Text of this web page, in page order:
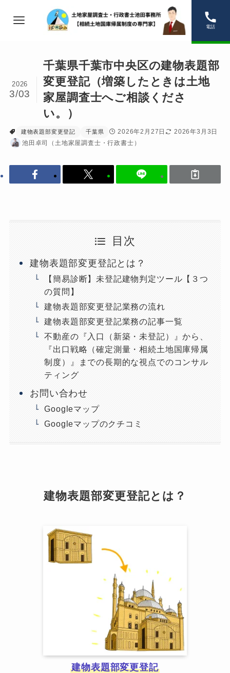
電話
千葉県千葉市中央区の建物表題部
変更登記（増築したときは土地
家屋調査士へご相談くださ
い。）
2026
3/03
建物表題部変更登記 千葉県 2026年2月27日
2026年3月3日
池田卓司（土地家屋調査士・行政書士）
目次
建物表題部変更登記とは？
【簡易診断】未登記建物判定ツール【３つ
の質問】
建物表題部変更登記業務の流れ
建物表題部変更登記業務の記事一覧
不動産の『入口（新築・未登記）』から、
『出口戦略（確定測量・相続土地国庫帰属
制度）』までの長期的な視点でのコンサル
ティング
お問い合わせ
Googleマップ
Googleマップのクチコミ
建物表題部変更登記とは？
建物表題部変更登記